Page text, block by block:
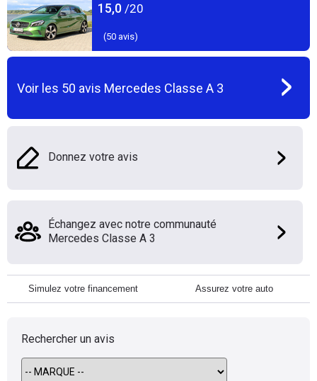
15,0 /20
(50 avis)
Voir les 50 avis Mercedes Classe A 3
Donnez votre avis
Échangez avec notre communauté
Mercedes Classe A 3
Simulez votre financement Assurez votre auto
Rechercher un avis